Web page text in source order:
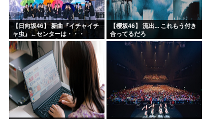
【日向坂46】 新曲『イチャイチ
ャ虫』←センターは・・・
【18thシングル】
【櫻坂46】 流出... これもう付き
合ってるだろ